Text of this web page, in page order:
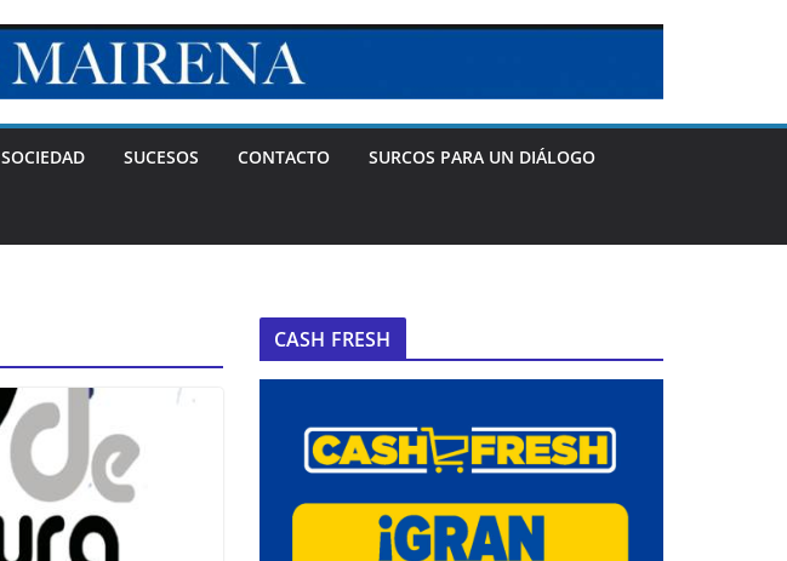
SOCIEDAD SUCESOS CONTACTO SURCOS PARA UN DIÁLOGO
CASH FRESH